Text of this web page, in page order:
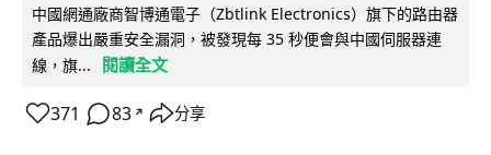
中國網通廠商智博通電子（Zbtlink Electronics）旗下的路由器
產品爆出嚴重安全漏洞，被發現每 35 秒便會與中國伺服器連
線，旗...
閱讀全文
371 83 ↗ 分享